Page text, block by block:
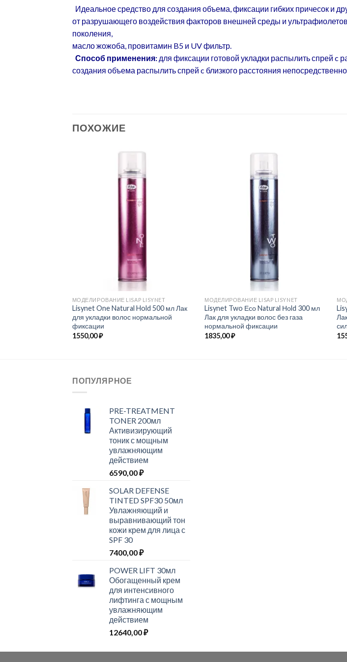
Идеальное средство для создания объема, фиксации гибких причесок и
от разрушающего воздействия факторов внешней среды и
поколения,
масло жожоба, провитамин B5 и UV фильтр.
Способ применения: для фиксации готовой укладки распылить спрей c
создания объема распылить спрей c близкого расстояния
ПОХОЖИЕ
МОДЕЛИРОВАНИЕ LISAP LISYNET
Lisynet One Natural Hold 500 мл Лак
для укладки волос нормальной
фиксации
1550,00₽
МОДЕЛИРОВАНИЕ LISAP LISYNET
Lisynet Two Есо Natural Ноld 300 мл
Лак для укладки волос без газа
нормальной фиксации
1835,00₽
ПОПУЛЯРНОЕ
PRE-TREATMENT
TONER 200мл
Активизирующий
тоник с мощным
увлажняющим
действием
6590,00₽
SOLAR DEFENSE
TINTED SPF30 50мл
Увлажняющий и
выравнивающий тон
кожи крем для лица с
SPF 30
7400,00₽
POWER LIFT 30мл
Обогащенный крем
для интенсивного
лифтинга с мощным
увлажняющим
действием
12640,00₽